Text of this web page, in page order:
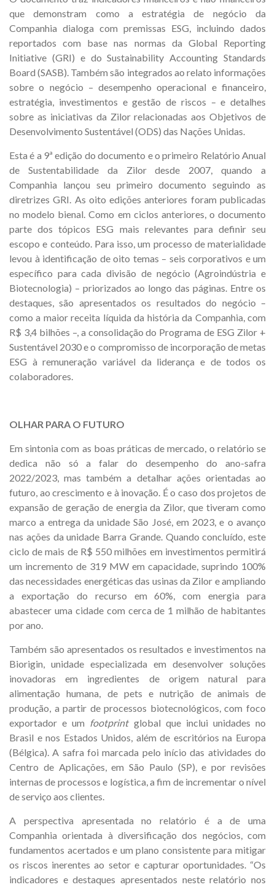
que demonstram como a estratégia de negócio da
Companhia dialoga com premissas ESG, incluindo dados
reportados com base nas normas da Global Reporting
Initiative (GRI) e do Sustainability Accounting Standards
Board (SASB). Também são integrados ao relato informações
sobre o negócio – desempenho operacional e financeiro,
estratégia, investimentos e gestão de riscos – e detalhes
sobre as iniciativas da Zilor relacionadas aos Objetivos de
Desenvolvimento Sustentável (ODS) das Nações Unidas.
Esta é a 9ª edição do documento e o primeiro Relatório Anual
de Sustentabilidade da Zilor desde 2007, quando a
Companhia lançou seu primeiro documento seguindo as
diretrizes GRI. As oito edições anteriores foram publicadas
no modelo bienal. Como em ciclos anteriores, o documento
parte dos tópicos ESG mais relevantes para definir seu
escopo e conteúdo. Para isso, um processo de materialidade
levou à identificação de oito temas – seis corporativos e um
específico para cada divisão de negócio (Agroindústria e
Biotecnologia) – priorizados ao longo das páginas. Entre os
destaques, são apresentados os resultados do negócio –
como a maior receita líquida da história da Companhia, com
R$ 3,4 bilhões –, a consolidação do Programa de ESG Zilor +
Sustentável 2030 e o compromisso de incorporação de metas
ESG à remuneração variável da liderança e de todos os
colaboradores.
OLHAR PARA O FUTURO
Em sintonia com as boas práticas de mercado, o relatório se
dedica não só a falar do desempenho do ano-safra
2022/2023, mas também a detalhar ações orientadas ao
futuro, ao crescimento e à inovação. É o caso dos projetos de
expansão de geração de energia da Zilor, que tiveram como
marco a entrega da unidade São José, em 2023, e o avanço
nas ações da unidade Barra Grande. Quando concluído, este
ciclo de mais de R$ 550 milhões em investimentos permitirá
um incremento de 319 MW em capacidade, suprindo 100%
das necessidades energéticas das usinas da Zilor e ampliando
a exportação do recurso em 60%, com energia para
abastecer uma cidade com cerca de 1 milhão de habitantes
por ano.
Também são apresentados os resultados e investimentos na
Biorigin, unidade especializada em desenvolver soluções
inovadoras em ingredientes de origem natural para
alimentação humana, de pets e nutrição de animais de
produção, a partir de processos biotecnológicos, com foco
exportador e um footprintglobal que inclui unidades no
Brasil e nos Estados Unidos, além de escritórios na Europa
(Bélgica). A safra foi marcada pelo início das atividades do
Centro de Aplicações, em São Paulo (SP), e por revisões
internas de processos e logística, a fim de incrementar o nível
de serviço aos clientes.
A perspectiva apresentada no relatório é a de uma
Companhia orientada à diversificação dos negócios, com
fundamentos acertados e um plano consistente para mitigar
os riscos inerentes ao setor e capturar oportunidades. “Os
indicadores e destaques apresentados neste relatório nos